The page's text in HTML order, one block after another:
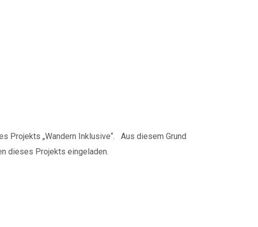
Projekts „Wandern Inklusive“. Aus diesem Grund
dieses Projekts eingeladen.